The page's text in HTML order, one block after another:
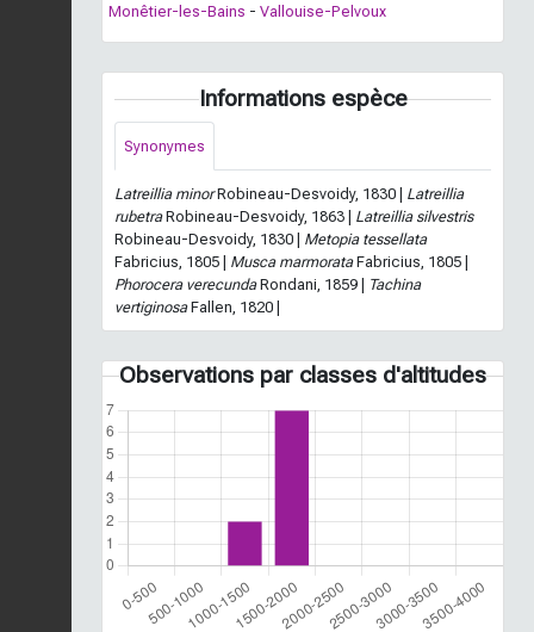
Monêtier-les-Bains - Vallouise-Pelvoux
Informations espèce
Synonymes
Latreillia minorRobineau-Desvoidy, 1830 | Latreillia
rubetraRobineau-Desvoidy, 1863 | Latreillia silvestris
Robineau-Desvoidy, 1830 | Metopia tessellata
Fabricius, 1805 | Musca marmorataFabricius, 1805 |
Phorocera verecundaRondani, 1859 | Tachina
vertiginosaFallen, 1820 |
Observations par classes d'altitudes